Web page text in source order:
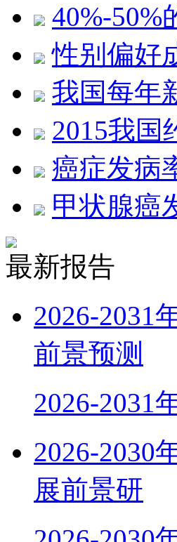
40%-50%
性别偏好
我国每年
2015我国
癌症发病
甲状腺癌
最新报告
2026-2031
前景预测
2026-2031
2026-2030
展前景研